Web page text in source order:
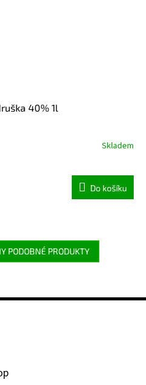
40% 1l
Skladem
Do košíku
PODOBNÉ PRODUKTY